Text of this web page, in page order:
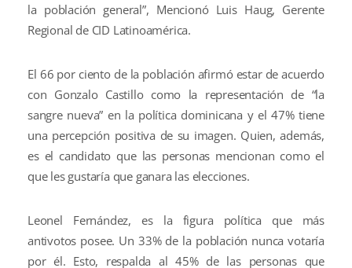
la población general”, Mencionó Luis Haug, Gerente
Regional de CID Latinoamérica.
El 66 por ciento de la población afirmó estar de acuerdo
con Gonzalo Castillo como la representación de “la
sangre nueva” en la política dominicana y el 47% tiene
una percepción positiva de su imagen. Quien, además,
es el candidato que las personas mencionan como el
que les gustaría que ganara las elecciones.
Leonel Fernández, es la figura política que más
antivotos posee. Un 33% de la población nunca votaría
por él. Esto, respalda al 45% de las personas que